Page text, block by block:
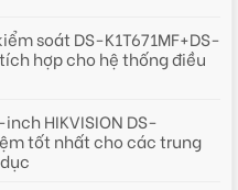
soát DS-K1T671MF+DS-
hợp cho hệ thống điều
HIKVISION DS-
tốt nhất cho các trung